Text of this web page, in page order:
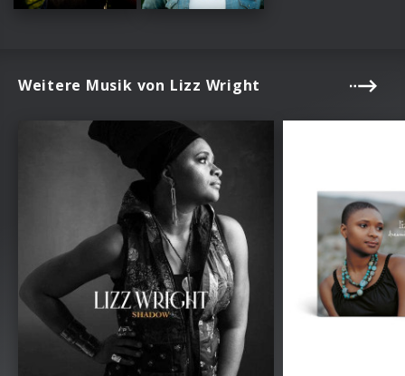
Weitere Musik von Lizz Wright